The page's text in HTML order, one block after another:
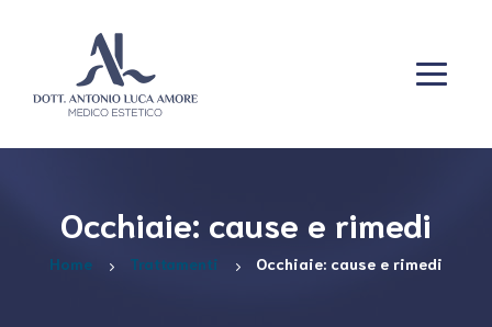
Occhiaie: cause e rimedi
Home Trattamenti Occhiaie: cause e rimedi